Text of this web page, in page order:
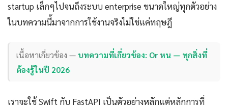
startup เล็กๆไปจนถึงระบบ enterprise ขนาดใหญ่ทุกตัวอย่าง
ในบทความนี้มาจากการใช้งานจริงไม่ใช่แค่ทฤษฎี
เนื้อหาเกี่ยวข้อง — บทความที่เกี่ยวข้อง: Or หน — ทุกสิ่งที่
ต้องรู้ในปี 2026
เราจะใช้ Swift กับ FastAPI เป็นตัวอย่างหลักแต่หลักการที่